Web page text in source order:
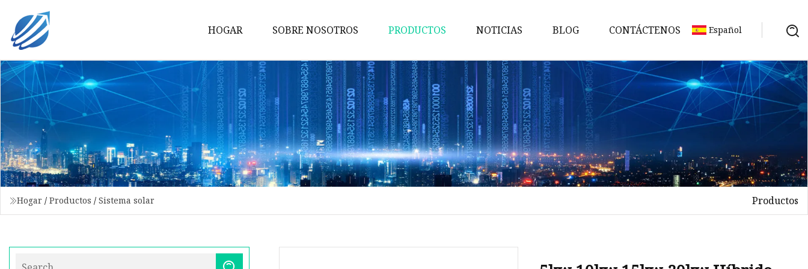
HOGAR SOBRE NOSOTROS PRODUCTOS
Batería de almacenamiento de
energía solar
Batería de pared de energía
Batería de gabinete
Batería apilable
batería de ladrillo
NOTICIAS BLOG CONTÁCTENOS Español
Hogar / Productos / Sistema solar Productos